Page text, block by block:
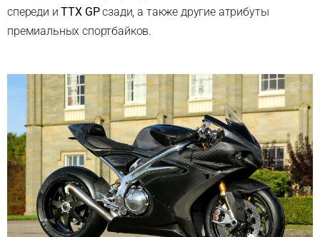
спереди иTTX GPсзади, а также другие атрибуты
премиальных спортбайков.